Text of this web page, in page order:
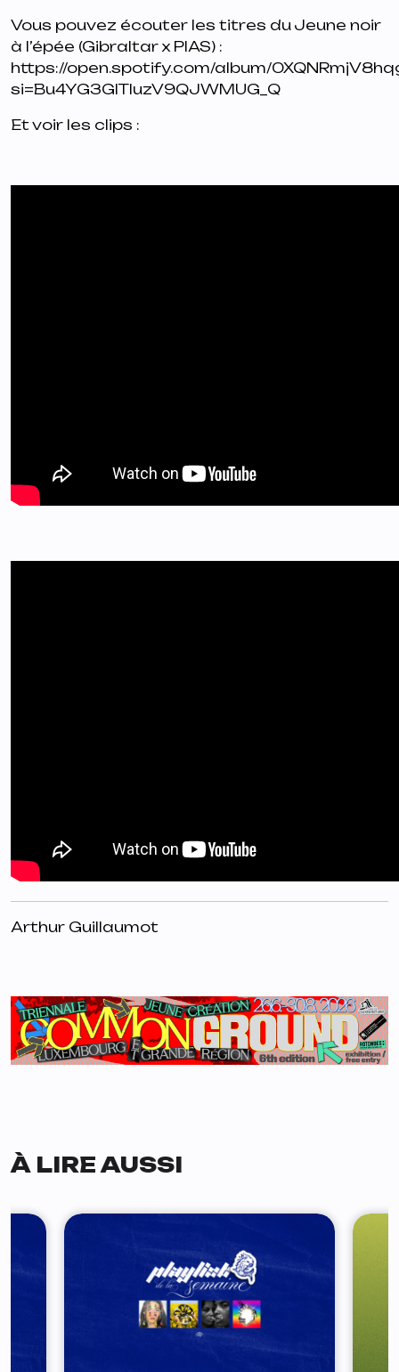
Vous pouvez écouter les titres du Jeune noir
à l’épée (Gibraltar x PIAS) :
https://open.spotify.com/album/
si=Bu4YG3GlTluzV9QJWMUG_Q
Et voir les clips :
Arthur Guillaumot
À LIRE AUSSI